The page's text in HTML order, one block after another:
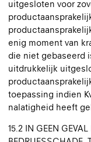
uitgesloten voor
enig moment van
die niet gebaseerd
uitdrukkelijk
toepassing indien
nalatigheid heeft
15.2 IN GEEN